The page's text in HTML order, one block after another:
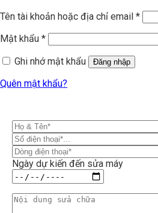
Tên tài khoản hoặc địa chỉ email *
Mật khẩu *
Ghi nhớ mật khẩu
Đăng nhập
Quên mật khẩu?
Ngày dự kiến đến sửa máy